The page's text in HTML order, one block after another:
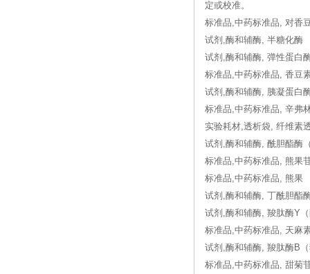
定或校准。
标准品,中药标准品, 对香
试剂,酶和辅酶, 半糖化酶
试剂,酶和辅酶, 弹性蛋白
标准品,中药标准品, 香豆
试剂,酶和辅酶, 胰凝蛋白
标准品,中药标准品, 辛弗
实验耗材,透析袋, 纤维素
试剂,酶和辅酶, 酰胆酯酶
标准品,中药标准品, 熊果
标准品,中药标准品, 熊果
试剂,酶和辅酶, 丁酰胆酯
试剂,酶和辅酶, 羧肽酶Y
标准品,中药标准品, 天麻
试剂,酶和辅酶, 羧肽酶B
标准品,中药标准品, 甜菊